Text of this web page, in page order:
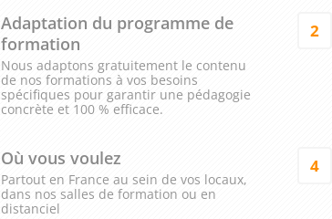
Adaptation du programme de
formation
Nous adaptons gratuitement le contenu
de nos formations à vos besoins
spécifiques pour garantir une pédagogie
concrète et 100 % efficace.
2
Où vous voulez
Partout en France au sein de vos locaux,
dans nos salles de formation ou en
distanciel
4